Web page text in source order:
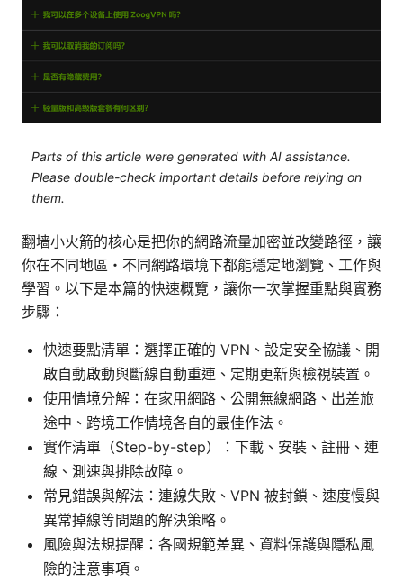
Parts of this article were generated with AI assistance.
Please double-check important details before relying on
them.
翻墙小火箭的核心是把你的網路流量加密並改變路徑，讓
你在不同地區・不同網路環境下都能穩定地瀏覽、工作與
學習。以下是本篇的快速概覽，讓你一次掌握重點與實務
步驟：
快速要點清單：選擇正確的 VPN、設定安全協議、開
啟自動啟動與斷線自動重連、定期更新與檢視裝置。
使用情境分解：在家用網路、公開無線網路、出差旅
途中、跨境工作情境各自的最佳作法。
實作清單（Step-by-step）：下載、安裝、註冊、連
線、測速與排除故障。
常見錯誤與解法：連線失敗、VPN 被封鎖、速度慢與
異常掉線等問題的解決策略。
風險與法規提醒：各國規範差異、資料保護與隱私風
險的注意事項。